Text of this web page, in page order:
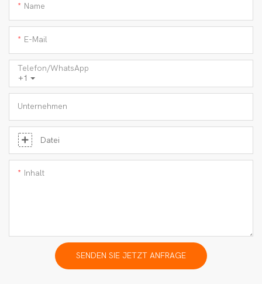
Name
E-Mail
+1
Telefon/WhatsApp
Unternehmen
Datei
Inhalt
SENDEN SIE JETZT ANFRAGE